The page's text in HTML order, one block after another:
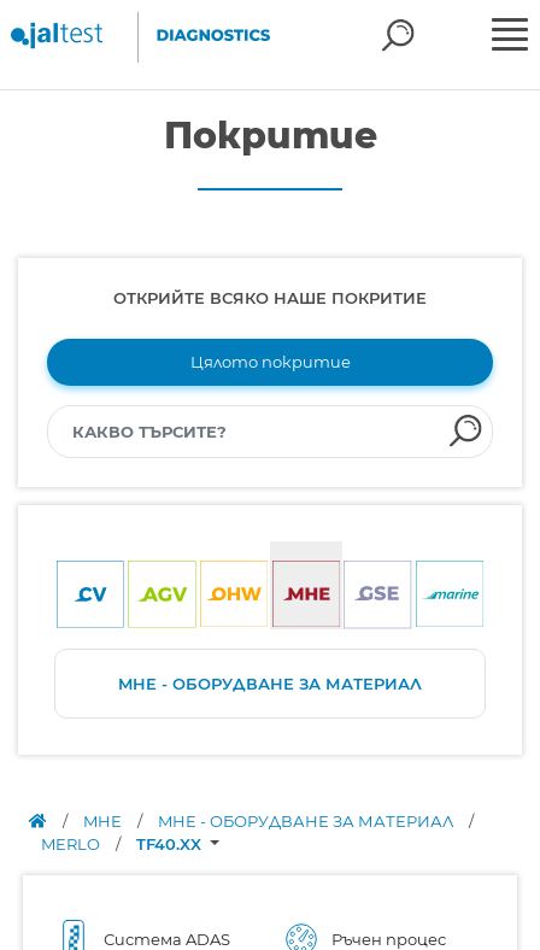
Покритие
ОТКРИЙТЕ ВСЯКО НАШЕ ПОКРИТИЕ
Цялото покритие
MHE - ОБОРУДВАНЕ ЗА МАТЕРИАЛ
/ MHE / MHE - ОБОРУДВАНЕ ЗА МАТЕРИАЛ
/
MERLO
/ TF40.XX
Система ADAS Ръчен процес